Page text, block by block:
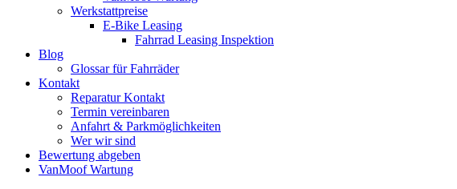
Werkstattpreise
E-Bike Leasing
Fahrrad Leasing Inspektion
Blog
Glossar für Fahrräder
Kontakt
Reparatur Kontakt
Termin vereinbaren
Anfahrt & Parkmöglichkeiten
Wer wir sind
Bewertung abgeben
VanMoof Wartung